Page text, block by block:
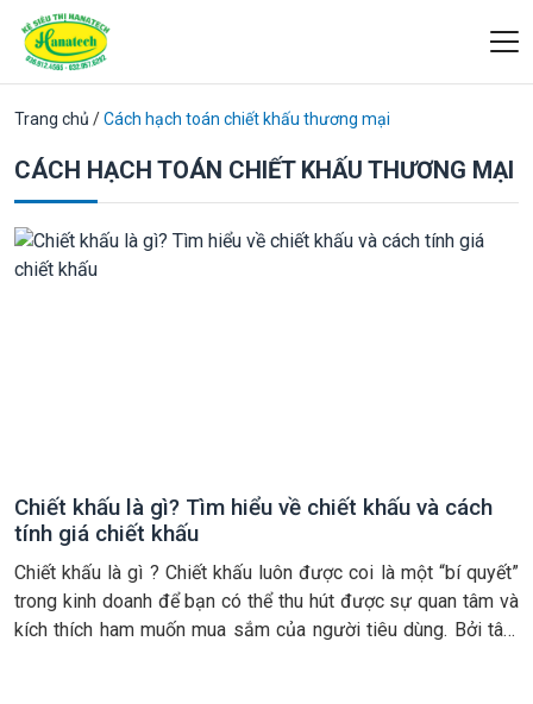
Trang chủ /Cách hạch toán chiết khấu thương mại
CÁCH HẠCH TOÁN CHIẾT KHẤU THƯƠNG MẠI
Chiết khấu là gì? Tìm hiểu về chiết khấu và cách
tính giá chiết khấu
Chiết khấu là gì ? Chiết khấu luôn được coi là một “bí quyết”
trong kinh doanh để bạn có thể thu hút được sự quan tâm và
kích thích ham muốn mua sắm của người tiêu dùng. Bởi tâm